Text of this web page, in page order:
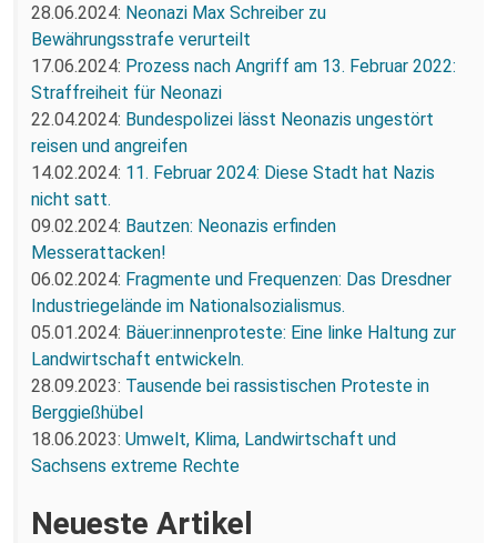
28.06.2024: Neonazi Max Schreiber zu
Bewährungsstrafe verurteilt
17.06.2024: Prozess nach Angriff am 13. Februar 2022:
Straffreiheit für Neonazi
22.04.2024: Bundespolizei lässt Neonazis ungestört
reisen und angreifen
14.02.2024: 11. Februar 2024: Diese Stadt hat Nazis
nicht satt.
09.02.2024: Bautzen: Neonazis erfinden
Messerattacken!
06.02.2024: Fragmente und Frequenzen: Das Dresdner
Industriegelände im Nationalsozialismus.
05.01.2024: Bäuer:innenproteste: Eine linke Haltung zur
Landwirtschaft entwickeln.
28.09.2023: Tausende bei rassistischen Proteste in
Berggießhübel
18.06.2023: Umwelt, Klima, Landwirtschaft und
Sachsens extreme Rechte
Neueste Artikel